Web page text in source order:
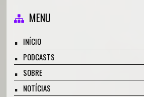
MENU
INÍCIO
PODCASTS
SOBRE
NOTÍCIAS